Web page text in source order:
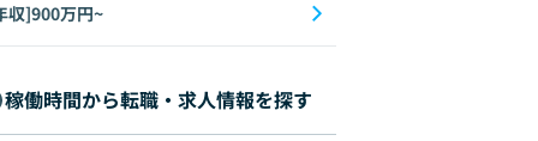
収]900万円~
稼働時間から転職・求人情報を探す